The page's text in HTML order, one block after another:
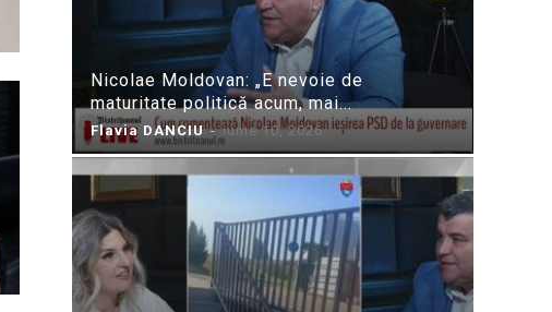
Nicolae Moldovan: „E nevoie de
maturitate politică acum, mai...
Flavia DANCIU - iunie 10, 2026